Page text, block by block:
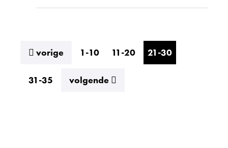
vorigeresultaten
1-10 11-20 21-30
31-35 volgenderesultaten